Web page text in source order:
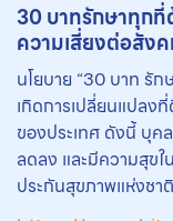
30 บาทรักษาทุกที่
ความเสี่ยงต่อสัง
นโยบาย “30 บาท รัก
เกิดการเปลี่ยนแปลง
ของประเทศ ดังนี้ บุค
ลดลง และมีความสุข
ประกันสุขภาพแห่งชา